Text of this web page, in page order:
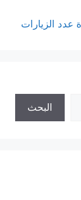
عدد الزيارات
البحث